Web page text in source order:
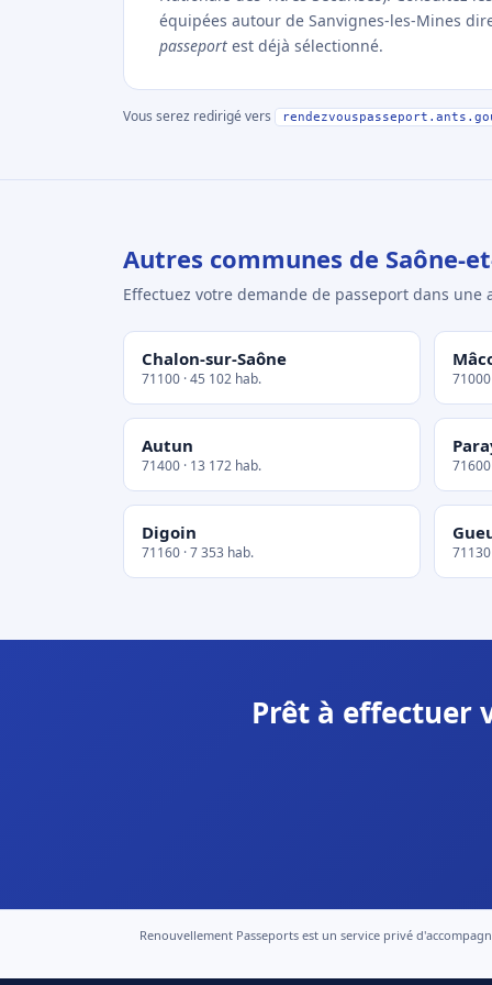
équipées autour de Sanvignes-les-Mines
passeport est déjà sélectionné.
Vous serez redirigé vers
Autres communes de Saône-
Effectuez votre demande de passeport dans
Chalon-sur-Saône
71100 · 45 102 hab.
Autun
71400 · 13 172 hab.
Digoin
71160 · 7 353 hab.
Prêt à effectuer
Renouvellement Passeports est un service privé